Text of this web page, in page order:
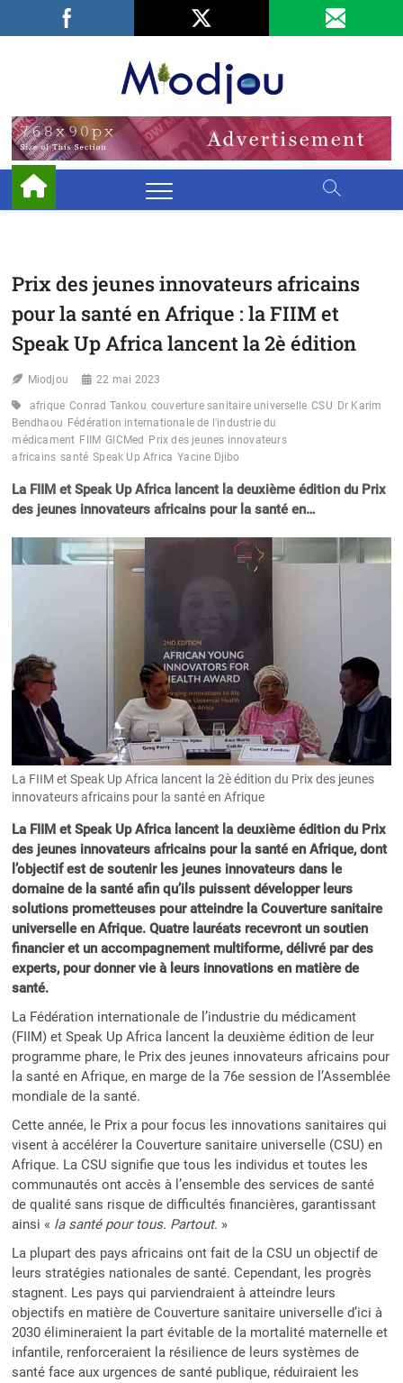
Facebook
LinkedIn
Prix des jeunes innovateurs africains
pour la santé en Afrique : la FIIM et
Speak Up Africa lancent la 2è édition
Miodjou 22 mai 2023
afrique Conrad Tankou couverture sanitaire universelle CSU Dr Karim
Bendhaou Fédération internationale de l'industrie du
médicament FIIM GICMed
Prix des jeunes innovateurs
africains santé Speak Up Africa Yacine Djibo
La FIIM et Speak Up Africa lancent la deuxième édition du Prix
des jeunes innovateurs africains pour la santé en…
La FIIM et Speak Up Africa lancent la 2è édition du Prix des jeunes
innovateurs africains pour la santé en Afrique
La FIIM et Speak Up Africa lancent la deuxième édition du Prix
des jeunes innovateurs africains pour la santé en Afrique, dont
l’objectif est de soutenir les jeunes innovateurs dans le
domaine de la santé afin qu’ils puissent développer leurs
solutions prometteuses pour atteindre la Couverture sanitaire
universelle en Afrique. Quatre lauréats recevront un soutien
financier et un accompagnement multiforme, délivré par des
experts, pour donner vie à leurs innovations en matière de
santé.
La Fédération internationale de l’industrie du médicament
(FIIM) et Speak Up Africa lancent la deuxième édition de leur
programme phare, le Prix des jeunes innovateurs africains pour
la santé en Afrique, en marge de la 76e session de l’Assemblée
mondiale de la santé.
Cette année, le Prix a pour focus les innovations sanitaires qui
visent à accélérer la Couverture sanitaire universelle (CSU) en
Afrique. La CSU signifie que tous les individus et toutes les
communautés ont accès à l’ensemble des services de santé
de qualité sans risque de difficultés financières, garantissant
ainsi « la santé pour tous. Partout. »
La plupart des pays africains ont fait de la CSU un objectif de
leurs stratégies nationales de santé. Cependant, les progrès
stagnent. Les pays qui parviendraient à atteindre leurs
objectifs en matière de Couverture sanitaire universelle d’ici à
2030 élimineraient la part évitable de la mortalité maternelle et
infantile, renforceraient la résilience de leurs systèmes de
santé face aux urgences de santé publique, réduiraient les